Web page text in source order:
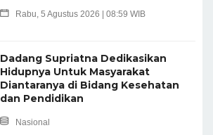
Rabu, 5 Agustus 2026 | 08:59 WIB
Dadang Supriatna Dedikasikan
Hidupnya Untuk Masyarakat
Diantaranya di Bidang Kesehatan
dan Pendidikan
Nasional